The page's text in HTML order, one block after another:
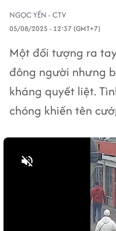
NGỌC YẾN - CTV
05/08/2025 - 12:37 (GMT+7)
Một đối tượng ra
đông người nhưng
kháng quyết liệt.
chóng khiến tên